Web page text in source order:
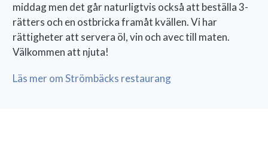
middag men det går naturligtvis också att beställa 3-
rätters och en ostbricka framåt kvällen. Vi har
rättigheter att servera öl, vin och avec till maten.
Välkommen att njuta!
Läs mer om Strömbäcks restaurang